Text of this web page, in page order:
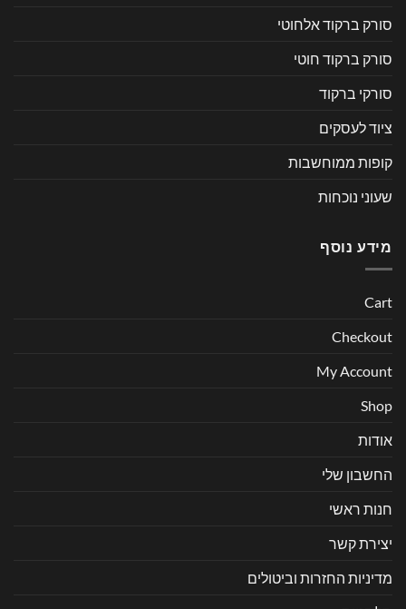
סורק ברקוד אלחוטי
סורק ברקוד חוטי
סורקי ברקוד
ציוד לעסקים
קופות ממוחשבות
שעוני נוכחות
מידע נוסף
Cart
Checkout
My Account
Shop
אודות
החשבון שלי
חנות ראשי
יצירת קשר
מדיניות החזרות וביטולים